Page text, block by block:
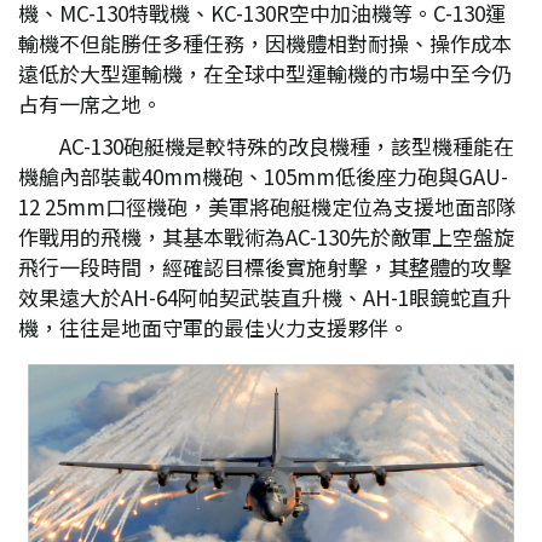
機、MC-130特戰機、KC-130R空中加油機等。C-130運
輸機不但能勝任多種任務，因機體相對耐操、操作成本
遠低於大型運輸機，在全球中型運輸機的市場中至今仍
占有一席之地。
AC-130砲艇機是較特殊的改良機種，該型機種能在
機艙內部裝載40mm機砲、105mm低後座力砲與GAU-
12 25mm口徑機砲，美軍將砲艇機定位為支援地面部隊
作戰用的飛機，其基本戰術為AC-130先於敵軍上空盤旋
飛行一段時間，經確認目標後實施射擊，其整體的攻擊
效果遠大於AH-64阿帕契武裝直升機、AH-1眼鏡蛇直升
機，往往是地面守軍的最佳火力支援夥伴。